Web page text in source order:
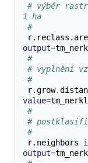
# výběr
1 ha
#
output=
#
# vyplnění
#
value=
#
#
#
r.neighbors
output=